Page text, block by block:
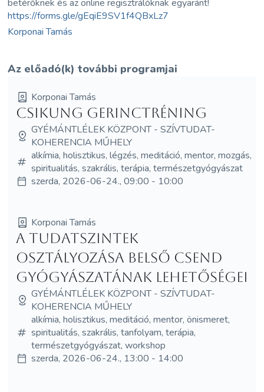
betérőknek és az online regisztrálóknak egyaránt!
https://forms.gle/gEqiE9SV1f4QBxLz7
Korponai Tamás
Az előadó(k) további programjai
Korponai Tamás
Csikung Gerinctréning
GYÉMÁNTLÉLEK KÖZPONT - SZÍVTUDAT-
KOHERENCIA MŰHELY
alkímia, holisztikus, légzés, meditáció, mentor, mozgás,
spiritualitás, szakrális, terápia, természetgyógyászat
szerda, 2026-06-24., 09:00 - 10:00
Korponai Tamás
A tudatszintek
osztályozása Belső csend
gyógyászatának lehetőségei
GYÉMÁNTLÉLEK KÖZPONT - SZÍVTUDAT-
KOHERENCIA MŰHELY
alkímia, holisztikus, meditáció, mentor, önismeret,
spiritualitás, szakrális, tanfolyam, terápia,
természetgyógyászat, workshop
szerda, 2026-06-24., 13:00 - 14:00